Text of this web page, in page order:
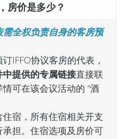
房价是多少？
全权负责自身的客房预
IFFO协议客房的代表，
提供的专属链接直接联
可在该会议活动的 “酒
住宿，所有住宿相关开支
担。住宿选项及房价可